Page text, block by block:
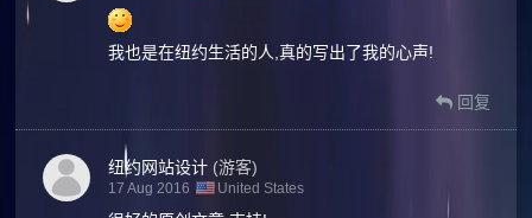
我也是在纽约生活的人,真的写出了我的心声!
回复
纽约网站设计 (游客)
17 Aug 2016 United States